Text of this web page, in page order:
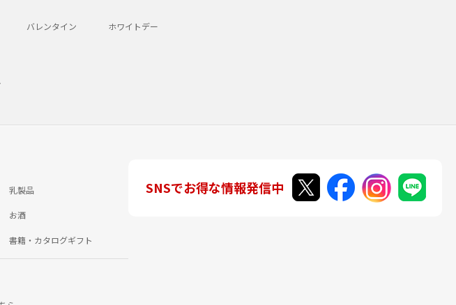
バレンタイン ホワイトデー
乳製品
お酒
書籍・カタログギフト
SNSでお得な情報発信中